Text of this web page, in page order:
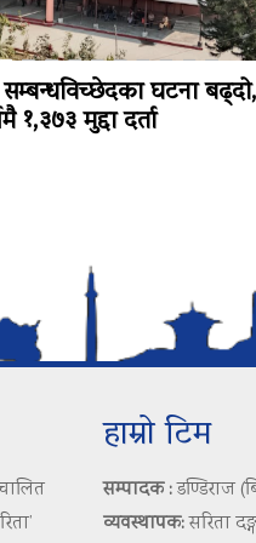
सम्बन्धविच्छेदका घटना बढ्दो,
१,३७३ मुद्दा दर्ता
हाम्रो टिम
सम्पादक :डण्डिराज
व्यवस्थापक:सरिता